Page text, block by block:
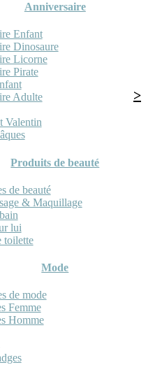
Anniversaire
Enfant
Dinosaure
Licorne
Pirate
Adulte
Valentin
Produits de beauté
de beauté
& Maquillage
lui
toilette
Mode
de mode
Femme
Homme